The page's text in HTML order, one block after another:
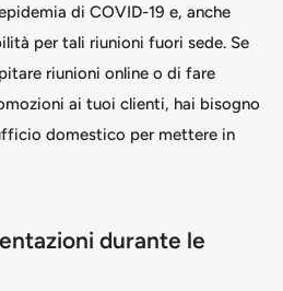
di COVID-19 e, anche
per tali riunioni fuori sede. Se
riunioni online o di fare
ai tuoi clienti, hai bisogno
domestico per mettere in
durante le